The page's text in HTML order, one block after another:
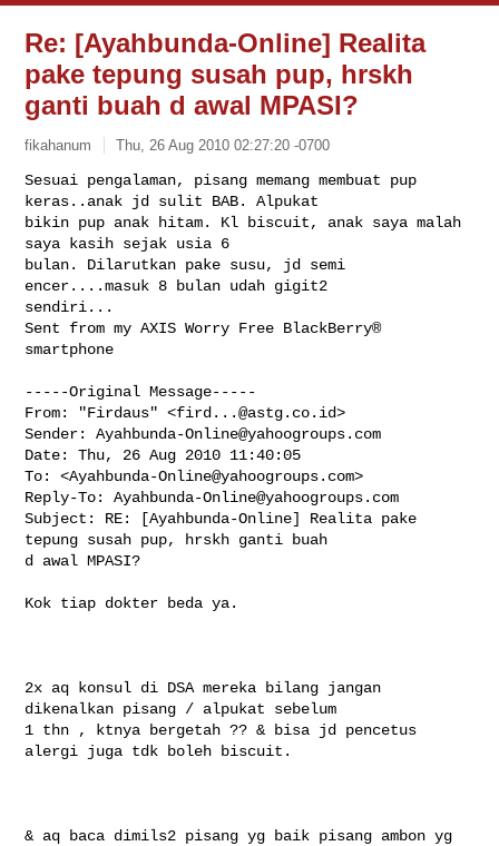
Re: [Ayahbunda-Online] Realita
pake tepung susah pup, hrskh
ganti buah d awal MPASI?
fikahanum Thu, 26 Aug 2010 02:27:20 -0700
Sesuai pengalaman, pisang memang membuat pup
keras..anak jd sulit BAB. Alpukat
bikin pup anak hitam. Kl biscuit, anak saya malah
saya kasih sejak usia 6
bulan. Dilarutkan pake susu, jd semi
encer....masuk 8 bulan udah gigit2
sendiri...
Sent from my AXIS Worry Free BlackBerry®
smartphone
-----Original Message-----
From: "Firdaus" <fird...@astg.co.id>
Sender: Ayahbunda-Online@yahoogroups.com
Date: Thu, 26 Aug 2010 11:40:05
To: <Ayahbunda-Online@yahoogroups.com>
Reply-To: Ayahbunda-Online@yahoogroups.com
Subject: RE: [Ayahbunda-Online] Realita pake
tepung susah pup, hrskh ganti buah
d awal MPASI?
Kok tiap dokter beda ya.
2x aq konsul di DSA mereka bilang jangan
dikenalkan pisang / alpukat sebelum
1 thn , ktnya bergetah ?? & bisa jd pencetus
alergi juga tdk boleh biscuit.
& aq baca dimils2 pisang yg baik pisang ambon yg